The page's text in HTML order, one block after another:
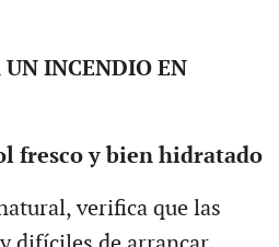
INCENDIO EN
fresco y bien hidratado
verifica que las